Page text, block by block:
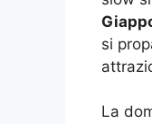
si
La